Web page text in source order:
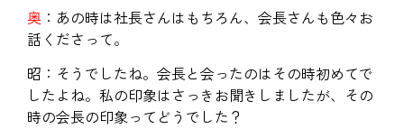
奥 ：あの時は社長さんはもちろん、会長さんも色々お
話くださって。
昭：そうでしたね。会長と会ったのはその時初めてで
したよね。私の印象はさっきお聞きしましたが、その
時の会長の印象ってどうでした？